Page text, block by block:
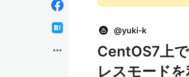
more_horiz
@yuki-k
CentOS7上
レスモード